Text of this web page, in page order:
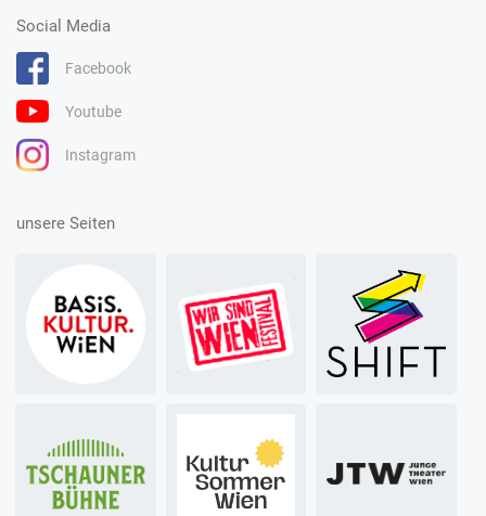
Social Media
Facebook
Youtube
Instagram
unsere Seiten